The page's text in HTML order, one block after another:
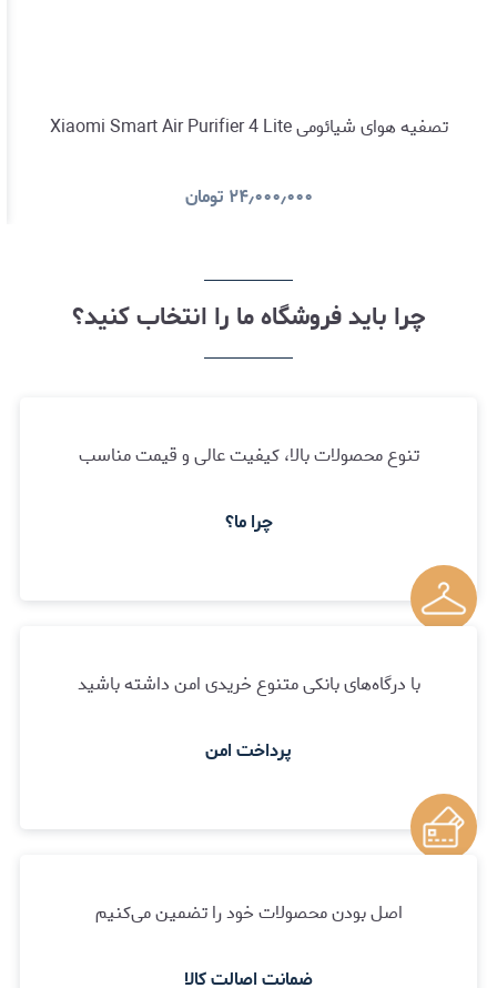
تصفیه هوای شیائومی Xiaomi Smart Air Purifier 4 Lite
۲۴٫۰۰۰٫۰۰۰ تومان
چرا باید فروشگاه ما را انتخاب کنید؟
تنوع محصولات بالا، کیفیت عالی و قیمت مناسب
چرا ما؟
با درگاه‌های بانکی متنوع خریدی امن داشته باشید
پرداخت امن
اصل بودن محصولات خود را تضمین می‌کنیم
ضمانت اصالت کالا